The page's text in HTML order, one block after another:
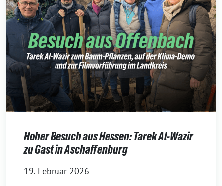
Hoher Besuch aus Hessen: Tarek Al-Wazir
zu Gast in Aschaffenburg
19. Februar 2026